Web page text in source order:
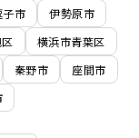
子市
伊勢原市
横浜市青葉区
秦野市
座間市